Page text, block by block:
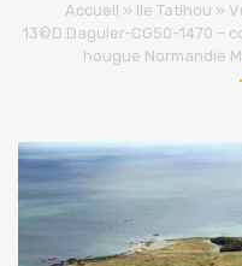
Accueil » Ile Tatihou »
13©D.Daguier-CG50-1470 –
hougue Normandie